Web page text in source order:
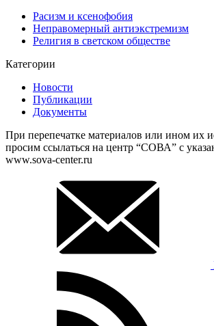
Расизм и ксенофобия
Неправомерный антиэкстремизм
Религия в светском обществе
Категории
Новости
Публикации
Документы
При перепечатке материалов или ином их
просим ссылаться на центр “СОВА” с
www.sova-center.ru